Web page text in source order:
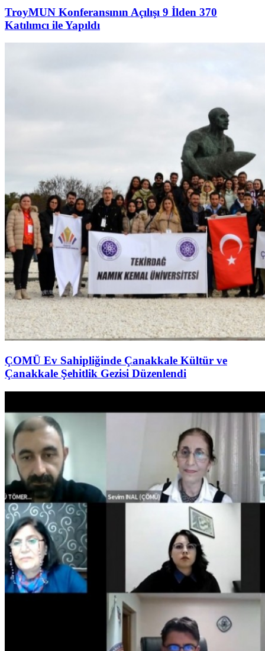
TroyMUN Konferansının Açılışı 9 İlden 370
Katılımcı ile Yapıldı
ÇOMÜ Ev Sahipliğinde Çanakkale Kültür ve
Çanakkale Şehitlik Gezisi Düzenlendi